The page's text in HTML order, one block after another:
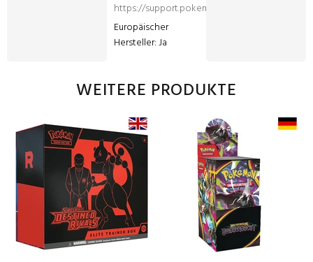
https://support.pokemon.com/hc/de
Europäischer
Hersteller: Ja
WEITERE PRODUKTE